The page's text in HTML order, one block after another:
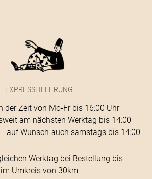
EXPRESSLIEFERUNG
der Zeit von Mo-Fr bis 16:00 Uhr
am nächsten Werktag bis 14:00
auf Wunsch auch samstags bis 14:00
Werktag bei Bestellung bis
Umkreis von 30km